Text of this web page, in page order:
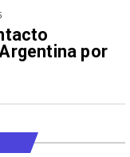
por